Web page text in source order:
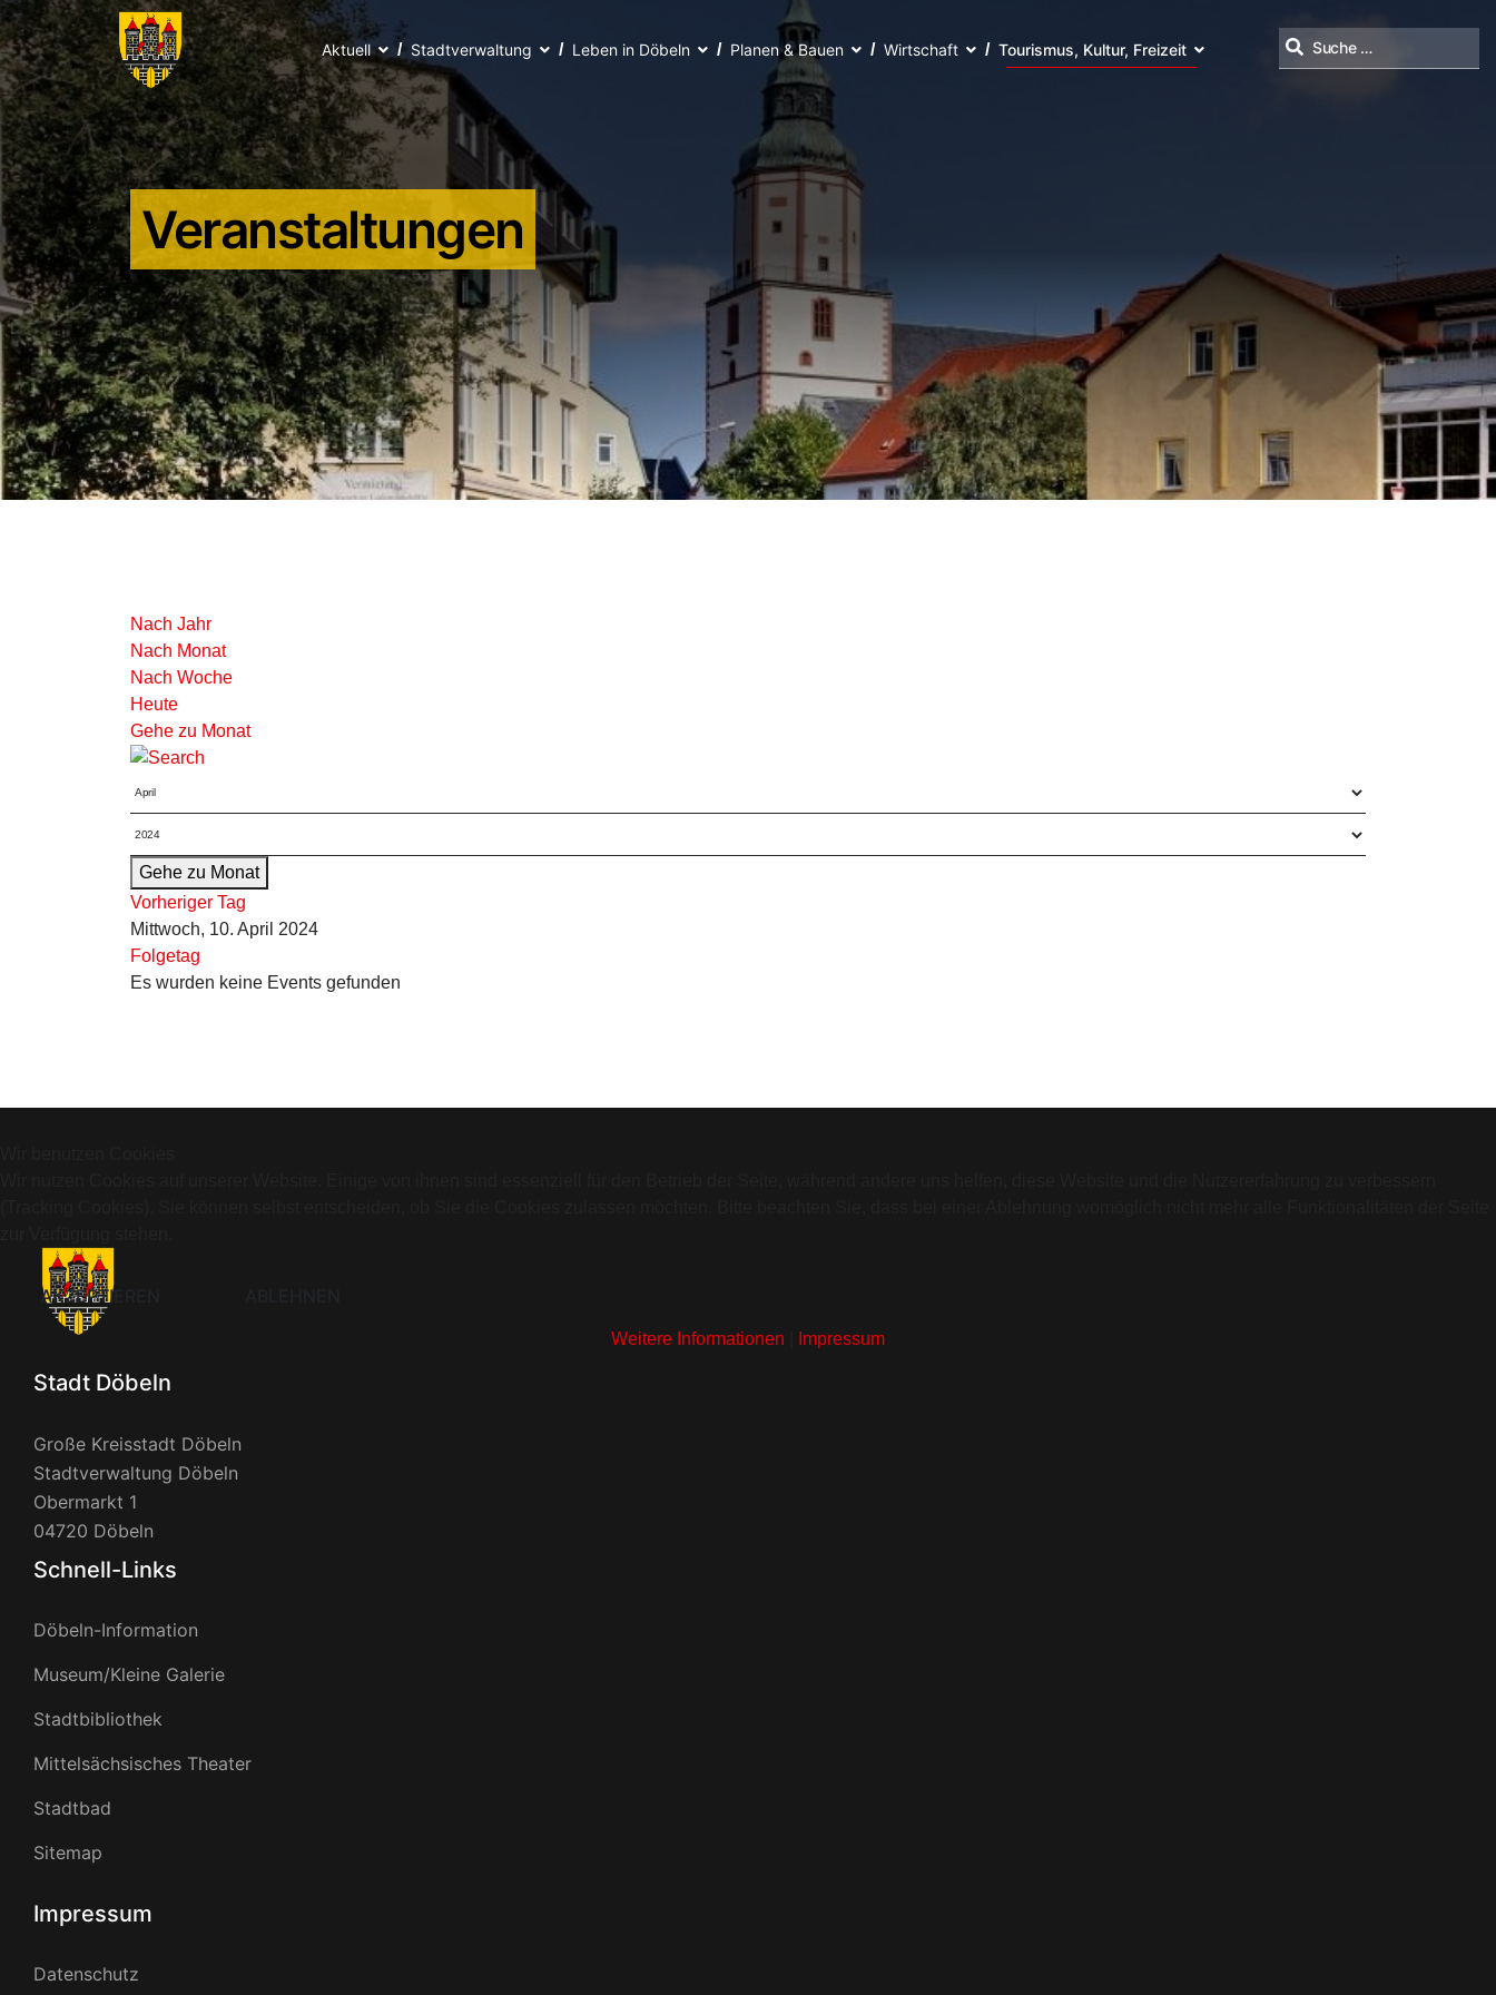
Aktuell Stadtverwaltung Leben in Döbeln Planen & Bauen Wirtschaft Tourismus, Kultur, Freizeit
Veranstaltungen
Nach Jahr
Nach Monat
Nach Woche
Heute
Gehe zu Monat
Gehe zu Monat
Vorheriger Tag
Mittwoch, 10. April 2024
Folgetag
Es wurden keine Events gefunden
Stadt Döbeln
Große Kreisstadt Döbeln
Stadtverwaltung Döbeln
Obermarkt 1
04720 Döbeln
Schnell-Links
Döbeln-Information
Museum/Kleine Galerie
Stadtbibliothek
Mittelsächsisches Theater
Stadtbad
Sitemap
Impressum
Datenschutz
AKZEPTIEREN
Weitere Informationen Impressum